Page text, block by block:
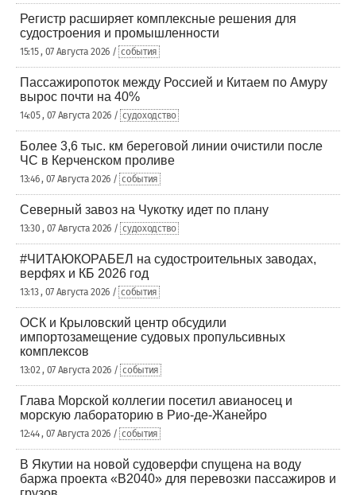
Регистр расширяет комплексные решения для
судостроения и промышленности
15:15 , 07 Августа 2026 / события
Пассажиропоток между Россией и Китаем по Амуру
вырос почти на 40%
14:05 , 07 Августа 2026 / судоходство
Более 3,6 тыс. км береговой линии очистили после
ЧС в Керченском проливе
13:46 , 07 Августа 2026 / события
Северный завоз на Чукотку идет по плану
13:30 , 07 Августа 2026 / судоходство
#ЧИТАЮКОРАБЕЛ на судостроительных заводах,
верфях и КБ 2026 год
13:13 , 07 Августа 2026 / события
ОСК и Крыловский центр обсудили
импортозамещение судовых пропульсивных
комплексов
13:02 , 07 Августа 2026 / события
Глава Морской коллегии посетил авианосец и
морскую лабораторию в Рио-де-Жанейро
12:44 , 07 Августа 2026 / события
В Якутии на новой судоверфи спущена на воду
баржа проекта «В2040» для перевозки пассажиров и